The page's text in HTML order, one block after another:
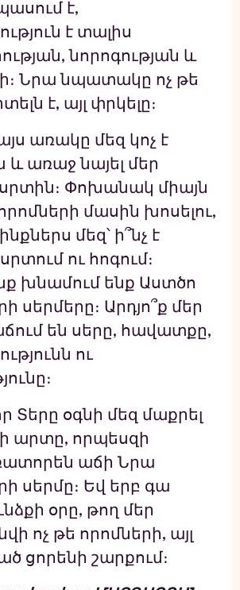
է,
է տալիս
նորոգության և
Նրա նպատակը ոչ թե
է, այլ փրկելը։
առակը մեզ կոչ է
առաջ նայել մեր
Փոխանակ միայն
մասին խոսելու,
մեզ՝ ի՞նչ է
ու հոգում։
խնամում ենք Աստծո
սերմերը։ Արդյո՞ք մեր
են սերը, հավատքը,
ու
Տերը օգնի մեզ մաքրել
արտը, որպեսզի
աճի Նրա
սերմը։ Եվ երբ գա
օրը, թող մեր
ոչ թե որոմների, այլ
ցորենի շարքում։